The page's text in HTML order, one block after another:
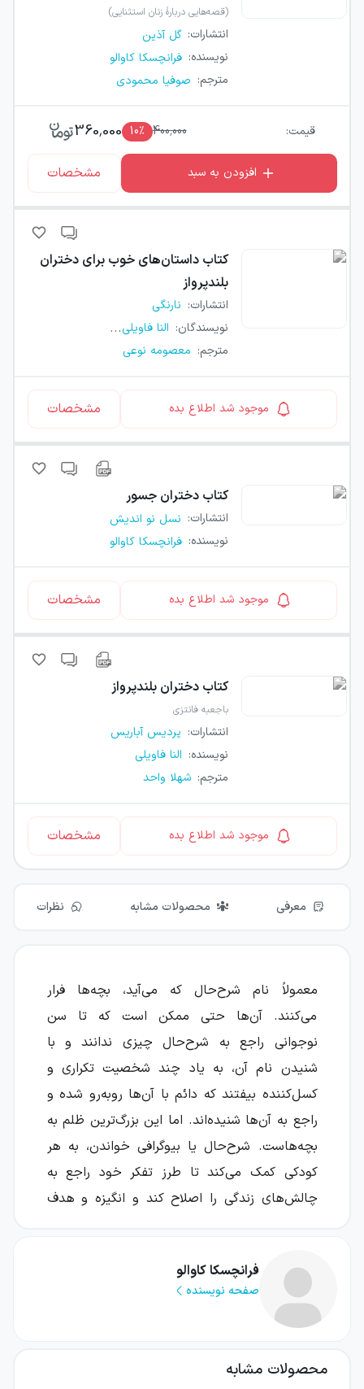
(قصه‌هایی دربارهٔ زنان استثنایی)
انتشارات: گل آذین
نویسنده: فرانچسکا کاوالو
مترجم: صوفیا محمودی
قیمت: 400,000
10٪ 360,000
افزودن به سبد مشخصات
کتاب داستان‌های خوب برای دختران
بلندپرواز
انتشارات: نارنگی
نویسندگان: النا فاویلی...
مترجم: معصومه نوعی
موجود شد اطلاع بده مشخصات
کتاب دختران جسور
انتشارات: نسل نو اندیش
نویسنده: فرانچسکا کاوالو
موجود شد اطلاع بده مشخصات
کتاب دختران بلندپرواز
باجعبه فانتزی
انتشارات: پردیس آباریس
نویسنده: النا فاویلی
مترجم: شهلا واحد
موجود شد اطلاع بده مشخصات
معرفی محصولات مشابه نظرات
معمولاً نام شرح‌حال که می‌آید، بچه‌ها فرار
می‌کنند. آن‌ها حتی ممکن است که تا سن
نوجوانی راجع به شرح‌حال چیزی ندانند و با
شنیدن نام آن، به یاد چند شخصیت تکراری و
کسل‌کننده بیفتند که دائم با آن‌ها روبه‌رو شده و
راجع به آن‌ها شنیده‌اند. اما این بزرگ‌ترین ظلم به
بچه‌هاست. شرح‌حال یا بیوگرافی خواندن، به هر
کودکی کمک می‌کند تا طرز تفکر خود راجع به
چالش‌های زندگی را اصلاح کند و انگیزه و هدف
گرفتند، شرح‌حال‌هایی مخصوص کودکان بنویسند.
آن‌ها مجموعهٔ دو جلدی «
دختران بلندپرواز
توسط
امید سهرابی نیک
فرانچسکا کاوالو
صفحه نویسنده
محصولات مشابه